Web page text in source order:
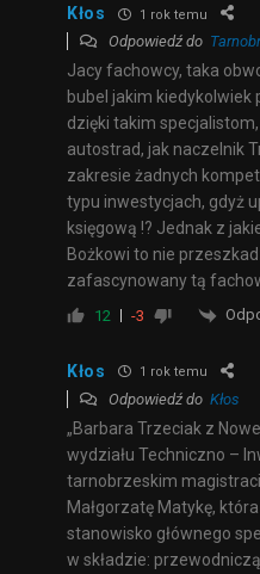
Kłos 1 rok temu
Odpowiedź do
Jacy fachowcy, taka
bubel jakim kiedykolwiek
dzięki takim
autostrad, jak naczelnik
zakresie żadnych
typu inwestycjach, gdyż
księgową !? Jednak z
Bożkowi to nie
zafascynowany tą
12 -3
Kłos 1 rok temu
Odpowiedź do Kłos
„Barbara Trzeciak z
wydziału Techniczno –
tarnobrzeskim
Małgorzatę Matykę,
stanowisko głównego
w składzie: